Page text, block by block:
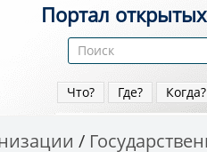
Портал
Что? Где? Когда?